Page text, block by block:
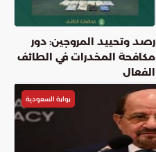
رصد وتحييد المروجين: دور
مكافحة المخدرات في الطائف
الفعال
بوابة السعودية